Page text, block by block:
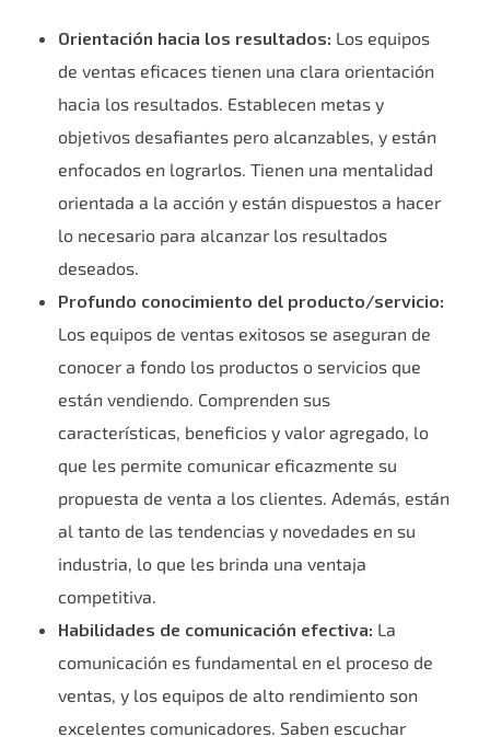
Orientación hacia los resultados: Los equipos
de ventas eficaces tienen una clara orientación
hacia los resultados. Establecen metas y
objetivos desafiantes pero alcanzables, y están
enfocados en lograrlos. Tienen una mentalidad
orientada a la acción y están dispuestos a hacer
lo necesario para alcanzar los resultados
deseados.
Profundo conocimiento del producto/servicio:
Los equipos de ventas exitosos se aseguran de
conocer a fondo los productos o servicios que
están vendiendo. Comprenden sus
características, beneficios y valor agregado, lo
que les permite comunicar eficazmente su
propuesta de venta a los clientes. Además, están
al tanto de las tendencias y novedades en su
industria, lo que les brinda una ventaja
competitiva.
Habilidades de comunicación efectiva: La
comunicación es fundamental en el proceso de
ventas, y los equipos de alto rendimiento son
excelentes comunicadores. Saben escuchar